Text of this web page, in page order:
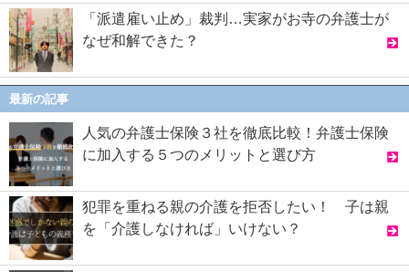
「派遣雇い止め」裁判…実家がお寺の弁護士が
なぜ和解できた？
最新の記事
人気の弁護士保険３社を徹底比較！弁護士保険
に加入する５つのメリットと選び方
犯罪を重ねる親の介護を拒否したい！ 子は親
を「介護しなければ」いけない？